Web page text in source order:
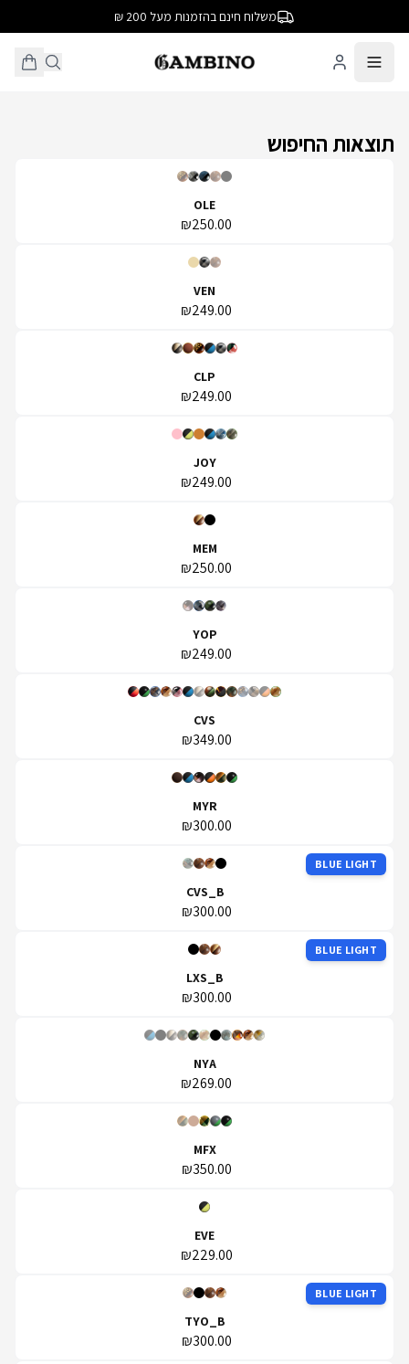
משלוח חינם בהזמנות מעל 200 ₪
תוצאות החיפוש
OLE
₪250.00
VEN
₪249.00
CLP
₪249.00
JOY
₪249.00
MEM
₪250.00
YOP
₪249.00
CVS
₪349.00
MYR
₪300.00
BLUE LIGHT
CVS_B
₪300.00
BLUE LIGHT
LXS_B
₪300.00
NYA
₪269.00
MFX
₪350.00
EVE
₪229.00
BLUE LIGHT
TYO_B
₪300.00